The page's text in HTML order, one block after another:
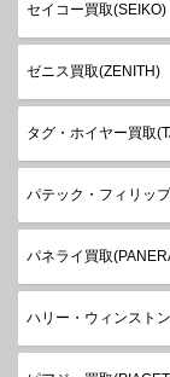
セイコー買取(SEIKO)
ゼニス買取(ZENITH)
タグ・ホイヤー買取
パテック・フィリッ
パネライ買取
ハリー・ウィンスト